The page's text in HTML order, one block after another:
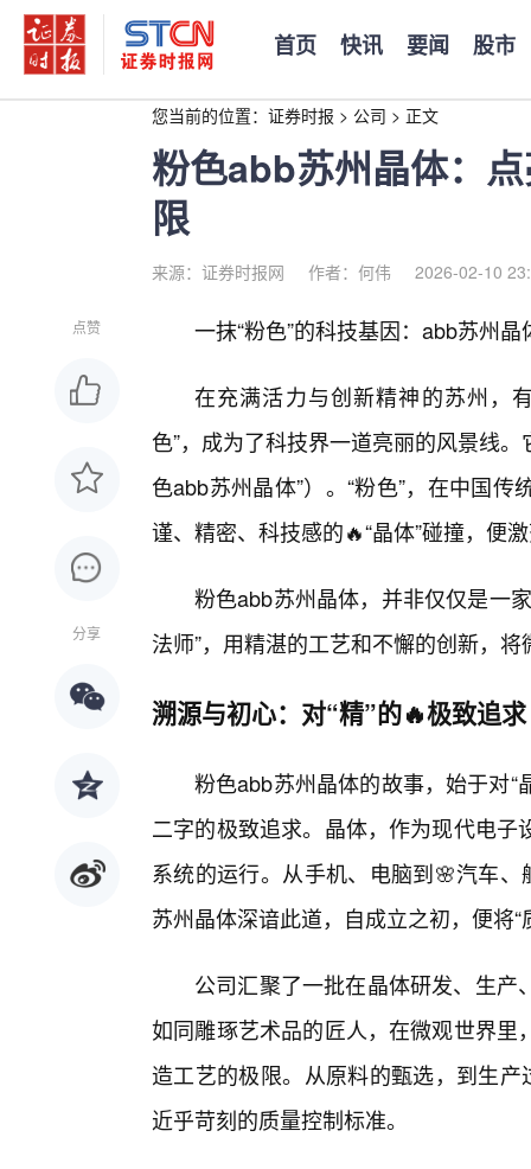
首页 快讯 要闻 股市
您当前的位置： 证券时报 > 公司 > 正文
粉色abb苏州晶体：
限
来源：证券时报网 作者：何伟 2026-02-10
点赞
分享
一抹“粉色”的科技基因：abb苏州晶
在充满活力与创新精神的苏州，
色”，成为了科技界一道亮丽的风景线
色abb苏州晶体”）。“粉色”，在中国
谨、精密、科技感的🔥“晶体”碰撞，便
粉色abb苏州晶体，并非仅仅是一
法师”，用精湛的工艺和不懈的创新，
溯源与初心：对“精”的🔥极致追求
粉色abb苏州晶体的故事，始于对“
二字的极致追求。晶体，作为现代电
系统的运行。从手机、电脑到🌸汽车
苏州晶体深谙此道，自成立之初，便将
公司汇聚了一批在晶体研发、生
如同雕琢艺术品的匠人，在微观世界
造工艺的极限。从原料的甄选，到生
近乎苛刻的质量控制标准。